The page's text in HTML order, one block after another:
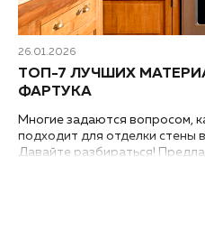
26.01.2026
ТОП-7 ЛУЧШИХ
ФАРТУКА
Многие задаются вопросом,
подходит для отделки стены
Давайте разбираться!